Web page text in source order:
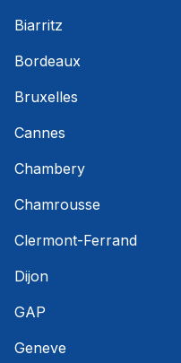
Biarritz
Bordeaux
Bruxelles
Cannes
Chambery
Chamrousse
Clermont-Ferrand
Dijon
GAP
Geneve